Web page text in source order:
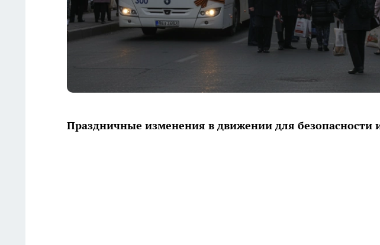
Праздничные изменения в движении для безопасности